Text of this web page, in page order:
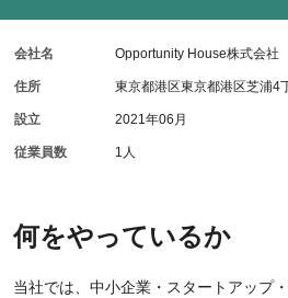
何をやっているか
当社では、中小企業・スタートアップ
会社名 Opportunity House株式会社
住所 東京都港区東京都港区芝浦4
設立 2021年06月
従業員数 1人